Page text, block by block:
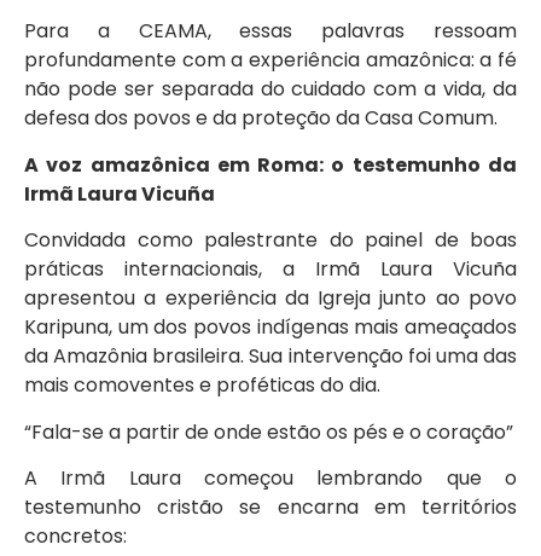
Para a CEAMA, essas palavras ressoam
profundamente com a experiência amazônica: a fé
não pode ser separada do cuidado com a vida, da
defesa dos povos e da proteção da Casa Comum.
A voz amazônica em Roma: o testemunho da
Irmã Laura Vicuña
Convidada como palestrante do painel de boas
práticas internacionais, a Irmã Laura Vicuña
apresentou a experiência da Igreja junto ao povo
Karipuna, um dos povos indígenas mais ameaçados
da Amazônia brasileira. Sua intervenção foi uma das
mais comoventes e proféticas do dia.
“Fala-se a partir de onde estão os pés e o coração”
A Irmã Laura começou lembrando que o
testemunho cristão se encarna em territórios
concretos: